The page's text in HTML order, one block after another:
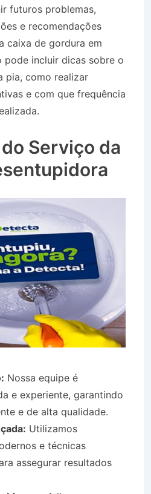
futuros problemas,
e recomendações
caixa de gordura em
pode incluir dicas sobre o
pia, como realizar
e com que frequência
Serviço da
Nossa equipe é
e experiente, garantindo
e de alta qualidade.
Utilizamos
e técnicas
assegurar resultados